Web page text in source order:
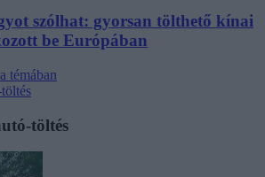
szólhat: gyorsan tölthető kínai
be Európában
témában
töltés